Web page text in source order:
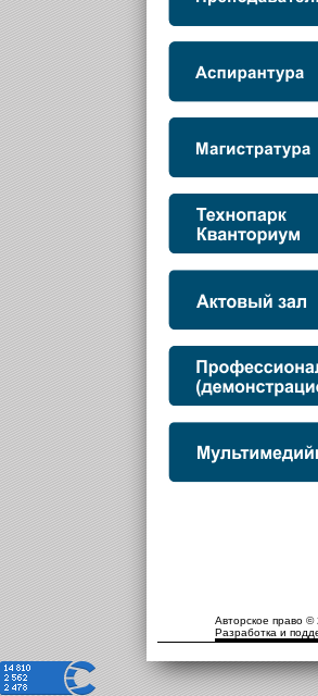
Авторское право
Разработка и